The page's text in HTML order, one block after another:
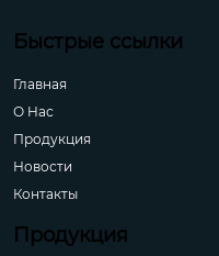
Быстрые ссылки
Главная
О Hас
Продукция
Новости
Контакты
Продукция